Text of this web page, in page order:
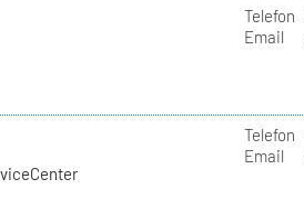
Telefon
Email
Telefon
Email